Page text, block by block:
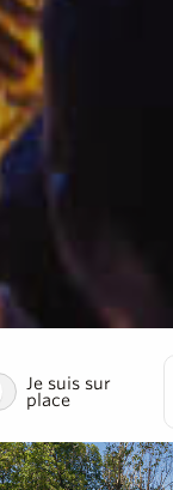
Je suis sur
place